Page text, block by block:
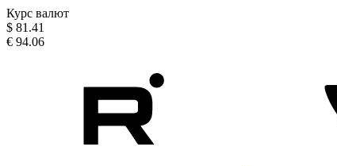
Курс валют
$ 81.41
€ 94.06